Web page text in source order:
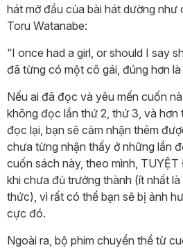
hát mở đầu của bài hát dường như
Toru Watanabe:
“I once had a girl, or should I say
đã từng có một cô gái, đúng hơn
Nếu ai đã đọc và yêu mến cuốn
không đọc lần thứ 2, thứ 3, và hơn
đọc lại, bạn sẽ cảm nhận thêm
chưa từng nhận thấy ở những lần
cuốn sách này, theo mình,
khi chưa đủ trưởng thành (ít nhất
thức), vì rất có thể bạn sẽ bị ảnh
cực đó.
Ngoài ra, bộ phim chuyển thể từ